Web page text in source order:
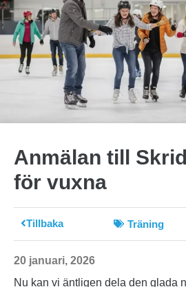
Anmälan till
för vuxna
Tillbaka Träning
20 januari, 2026
Nu kan vi äntligen dela den glada